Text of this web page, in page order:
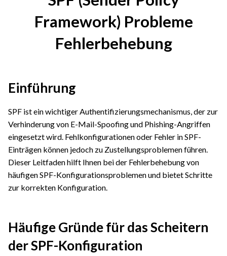
Framework) Probleme
Fehlerbehebung
Einführung
SPF ist ein wichtiger Authentifizierungsmechanismus, der zur
Verhinderung von E-Mail-Spoofing und Phishing-Angriffen
eingesetzt wird. Fehlkonfigurationen oder Fehler in SPF-
Einträgen können jedoch zu Zustellungsproblemen führen.
Dieser Leitfaden hilft Ihnen bei der Fehlerbehebung von
häufigen SPF-Konfigurationsproblemen und bietet Schritte
zur korrekten Konfiguration.
Häufige Gründe für das Scheitern
der SPF-Konfiguration